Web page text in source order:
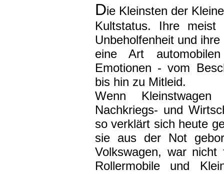
Die Kleinsten der
Kultstatus. Ihre meist
Unbeholfenheit und
eine Art
Emotionen - vom
bis hin zu Mitleid.
Wenn
Nachkriegs- und
so verklärt sich heute
sie aus der Not
Volkswagen, war nicht
Rollermobile und